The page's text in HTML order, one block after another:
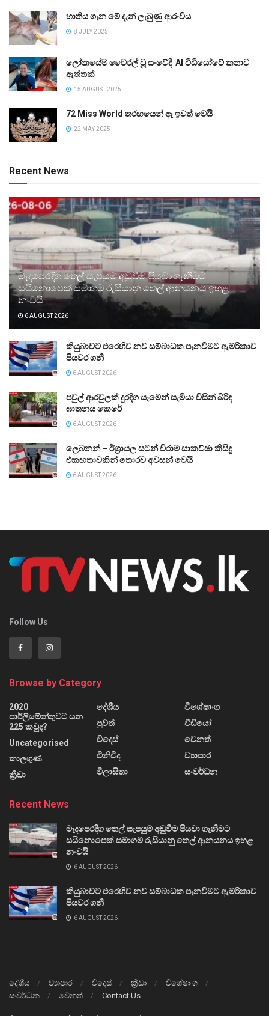
භාතිය ගැන මේ දැන් ලැබුණු ආරංචිය
8 JULY 2025
ලෝකයේම වෛරල් වූ සංවේදී AI වීඩියෝවේ කතාව
ඇත්තක්
15 AUGUST 2025
72 Miss World තරඟයෙන් ඈ ඉවත් වෙයි
22 MAY 2025
Recent News
මැදපෙරදිග තෙල් සැපයුම අඩුවීම පියවා ගැනීමට
සයිනොපෙක් සමාගම රුසියානු තෙල් ආනයනය ඉහළ
නංවයි
6 AUGUST 2026
කියුබාවට එරෙහිව නව සම්බාධක පැනවීමට ඇමරිකාව
පියවර ගනී
6 AUGUST 2026
පවුල් ආරවුලක් දුරදිග යෑමෙන් සැමියා විසින් බිරිඳ
ඝාතනය කෙරේ
6 AUGUST 2026
ලෙබනන් – ඊශ්‍රායල සටන් විරාම සාකච්ඡා කිසිදු
එකඟතාවකින් තොරව අවසන් වෙයි
6 AUGUST 2026
Follow Us
Browse by Category
2020
පාර්ලිමේන්තුවට යන
225 කවුද?
Uncategorised
කාලගුණ
ක්‍රීඩා
දේශීය
පුවත්
විදෙස්
විනිවිද
විලාසිතා
විශේෂාංග
වීඩියෝ
වෙනත්
ව්‍යාපාර
සංවර්ධන
Recent News
මැදපෙරදිග තෙල් සැපයුම අඩුවීම පියවා ගැනීමට
සයිනොපෙක් සමාගම රුසියානු තෙල් ආනයනය ඉහළ
නංවයි
6 AUGUST 2026
කියුබාවට එරෙහිව නව සම්බාධක පැනවීමට ඇමරිකාව
පියවර ගනී
6 AUGUST 2026
දේශීය ව්‍යාපාර විදෙස් ක්‍රීඩා
විශේෂාංග
සංවර්ධන
වෙනත් Contact Us
© 2024TTVnews.lkAll Rights Reserved